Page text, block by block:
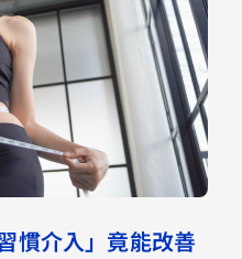
慣介入」竟能改善